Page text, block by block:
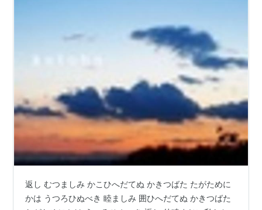
返し むつましみ かこひへだてぬ かきつばた たがために
かは うつろひぬべき 睦ましみ 囲ひへだてぬ かきつばた